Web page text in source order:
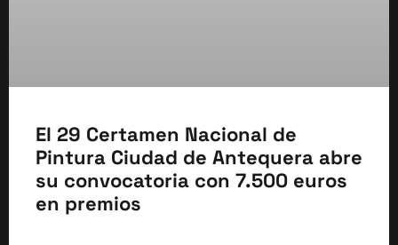
El 29 Certamen Nacional de
Pintura Ciudad de Antequera abre
su convocatoria con 7.500 euros
en premios